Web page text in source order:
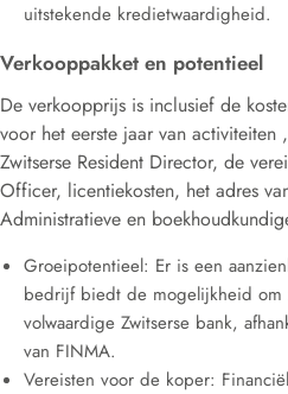
uitstekende kredietwaardigheid.
Verkooppakket en potentieel
De verkoopprijs is inclusief de
voor het eerste jaar van activiteiten
Zwitserse Resident Director, de
Officer, licentiekosten, het adres
Administratieve en
Groeipotentieel: Er is een
bedrijf biedt de mogelijkheid
volwaardige Zwitserse bank,
van FINMA.
Vereisten voor de koper: